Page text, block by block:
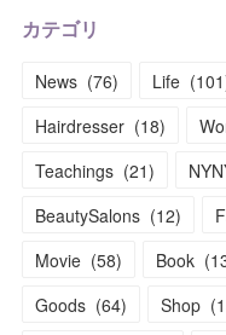
カテゴリ
News (76) Life (101
Hairdresser (18)
Teachings (21)
BeautySalons (12)
Movie (58) Book (
Goods (64) Shop (